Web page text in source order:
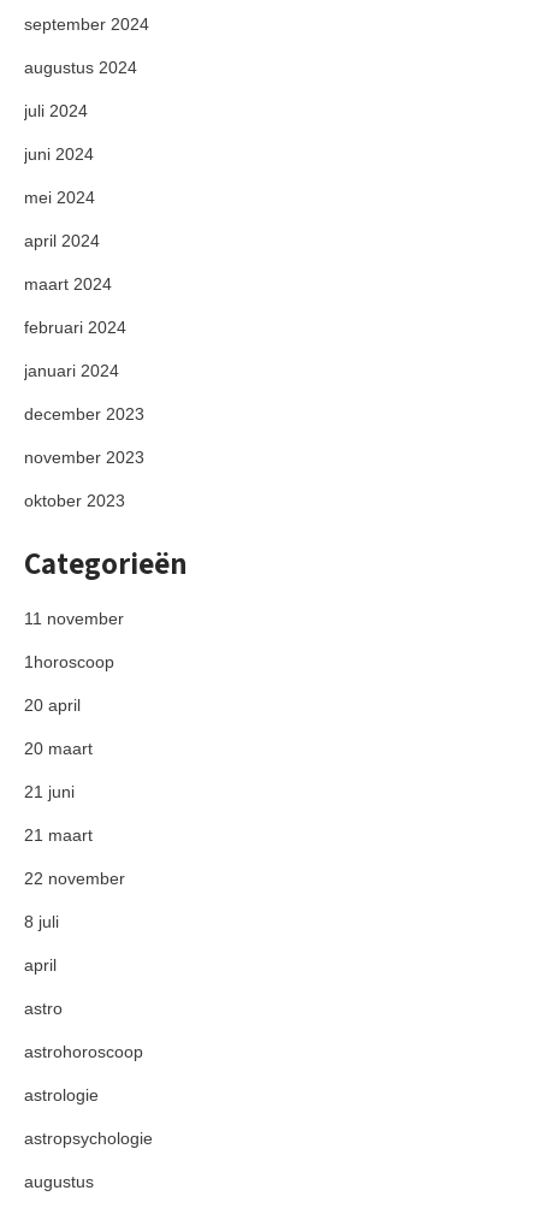
september 2024
augustus 2024
juli 2024
juni 2024
mei 2024
april 2024
maart 2024
februari 2024
januari 2024
december 2023
november 2023
oktober 2023
Categorieën
11 november
1horoscoop
20 april
20 maart
21 juni
21 maart
22 november
8 juli
april
astro
astrohoroscoop
astrologie
astropsychologie
augustus